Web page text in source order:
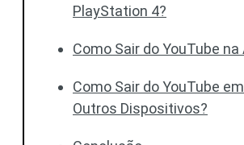
PlayStation 4?
Como Sair do YouTube na
Como Sair do YouTube
Outros Dispositivos?